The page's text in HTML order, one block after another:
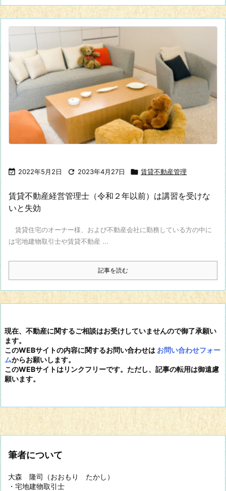
 2022年5月2日  2023年4月27日  賃貸不動産管理
賃貸不動産経営管理士（令和２年以前）は講習を受けな
いと失効
賃貸住宅のオーナー様、および不動産会社に勤務している方の中に
は宅地建物取引士や賃貸不動産 ...
記事を読む
現在、不動産に関するご相談はお受けしていませんので御了承願い
ます。
このWEBサイトの内容に関するお問い合わせは お問い合わせフォー
ムからお願いします。
このWEBサイトはリンクフリーです。ただし、記事の転用は御遠慮
願います。
筆者について
大森 隆司（おおもり たかし）
・宅地建物取引士